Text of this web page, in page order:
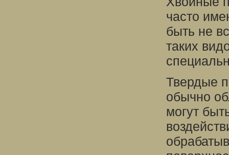
часто
быть не
таких
Твердые
обычно
могут